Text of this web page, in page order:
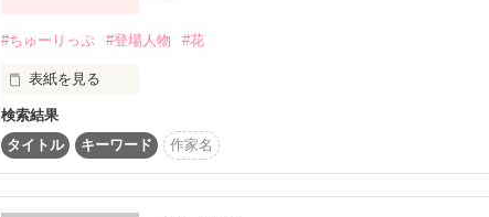
#ちゅーりっぷ #登場人物 #花
表紙を見る
検索結果
タイトル
キーワード 作家名